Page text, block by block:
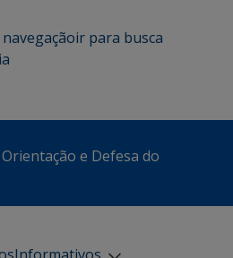
ir para busca
e Defesa do